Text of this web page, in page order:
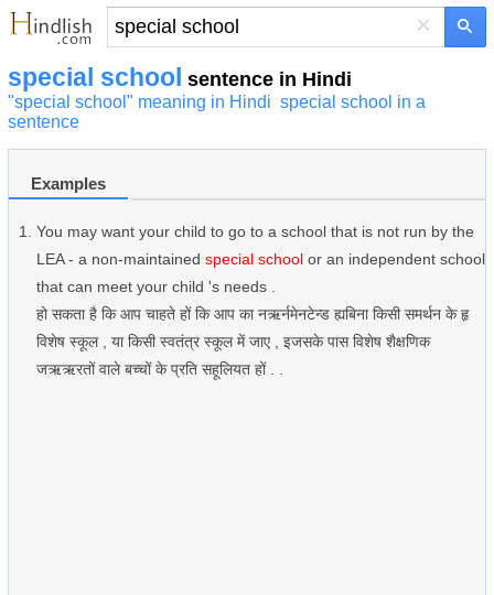
×
special school sentence in Hindi
"special school" meaning in Hindi special school in a
sentence
Examples
You may want your child to go to a school that is not run by the
LEA - a non-maintained special school or an independent school
that can meet your child 's needs .
हो सकता है कि आप चाहते हों कि आप का नऋर्नमेनटेन्ड ह्यबिना किसी समर्थन के हृ
विशेष स्कूल , या किसी स्वतंत्र स्कूल में जाए , इजसके पास विशेष शैक्षणिक
जऋऋरतों वाले बच्चों के प्रति सहूलियत हों . .